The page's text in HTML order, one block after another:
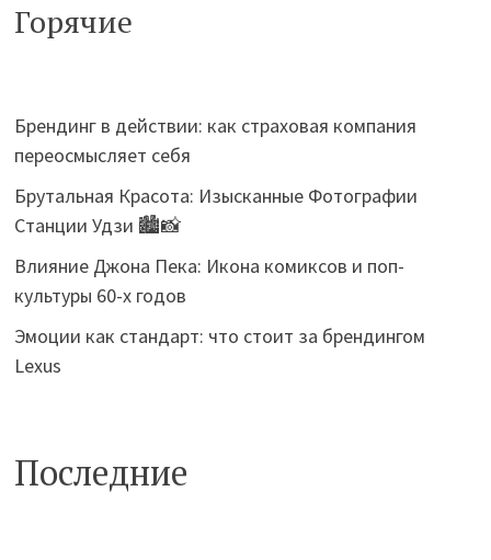
Горячие
Брендинг в действии: как страховая компания
переосмысляет себя
Брутальная Красота: Изысканные Фотографии
Станции Удзи 🏙️📸
Влияние Джона Пека: Икона комиксов и поп-
культуры 60-х годов
Эмоции как стандарт: что стоит за брендингом
Lexus
Последние